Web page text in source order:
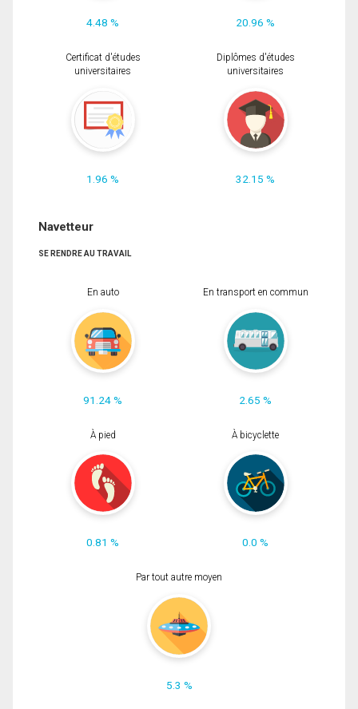
4.48 % 20.96 %
Certificat d'études
universitaires
1.96 %
Diplômes d'études
universitaires
32.15 %
Navetteur
SE RENDRE AU TRAVAIL
En auto
91.24 %
En transport en commun
2.65 %
À pied
0.81 %
À bicyclette
0.0 %
Par tout autre moyen
5.3 %